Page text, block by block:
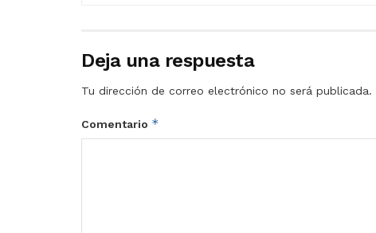
Deja una respuesta
Tu dirección de correo electrónico no será publicada.
Comentario *